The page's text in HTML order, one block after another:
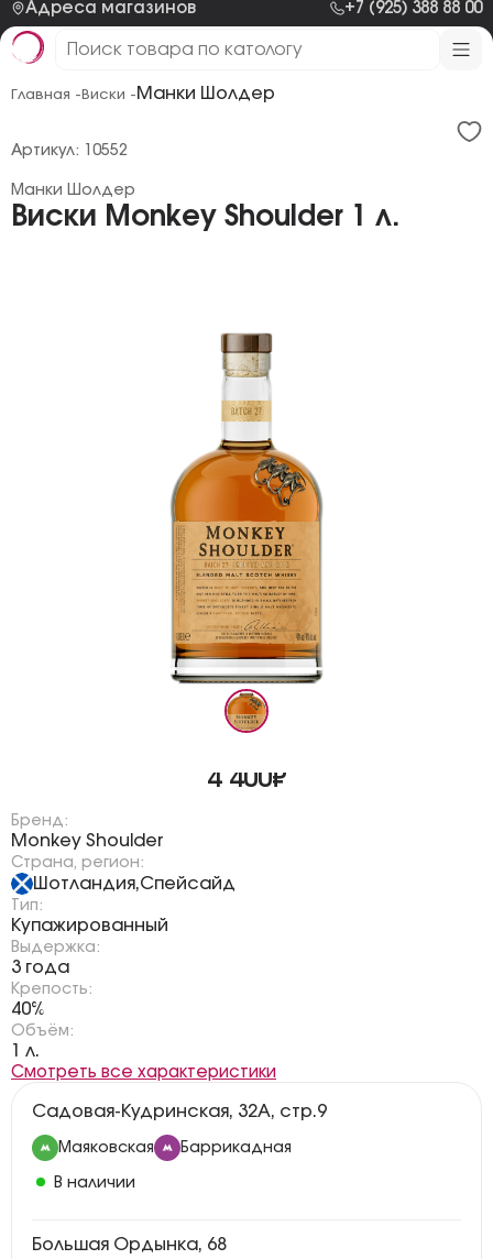
Адреса магазинов +7 (925) 388 88 00
Главная - Виски - Манки Шолдер
Виски Monkey Shoulder 1 л.
Манки Шолдер
Артикул: 10552
4 400₽
Бренд:
Monkey Shoulder
Страна, регион:
Шотландия,Спейсайд
Тип:
Купажированный
Выдержка:
3 года
Крепость:
40%
Объём:
1 л.
Смотреть все характеристики
Садовая-Кудринская, 32А, стр.9
Маяковская Баррикадная
В наличии
Большая Ордынка, 68